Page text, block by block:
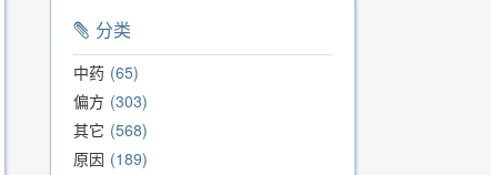
分类
中药 65
偏方 303
其它 568
原因 189